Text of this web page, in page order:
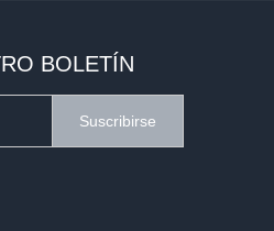
BOLETÍN
Suscribirse